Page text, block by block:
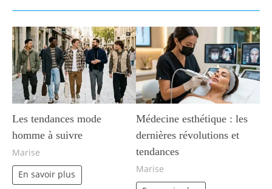
Les tendances mode
homme à suivre
Marise
En savoir plus
Médecine esthétique : les
dernières révolutions et
tendances
Marise